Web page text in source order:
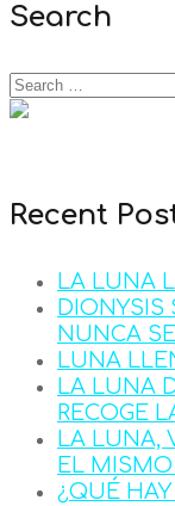
Search
Recent
LA LUNA
DIONYSIS
NUNCA
LUNA
LA LUNA
RECOGE
LA LUNA,
EL
¿QUÉ